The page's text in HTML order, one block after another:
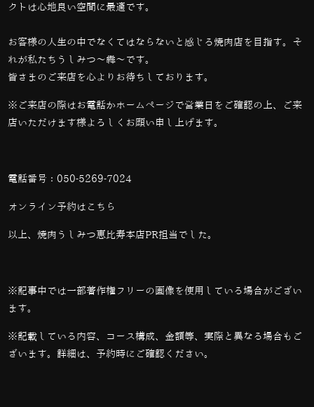
クトは心地良い空間に最適です。
お客様の人生の中でなくてはならないと感じる焼肉店を目指す。そ
れが私たちうしみつ～犇～です。
皆さまのご来店を心よりお待ちしております。
※ご来店の際はお電話かホームページで営業日をご確認の上、ご来
店いただけます様よろしくお願い申し上げます。
電話番号： 050-5269-7024
オンライン予約は こちら
以上、焼肉うしみつ恵比寿本店PR担当でした。
※記事中では一部著作権フリーの画像を使用している場合がござい
ます。
※記載している内容、コース構成、金額等、実際と異なる場合もご
ざいます。詳細は、予約時にご確認ください。